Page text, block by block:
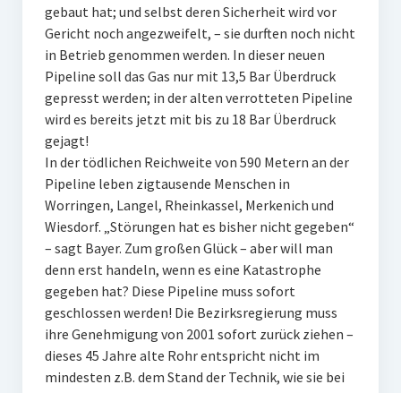
gebaut hat; und selbst deren Sicherheit wird vor
Gericht noch angezweifelt, – sie durften noch nicht
in Betrieb genommen werden. In dieser neuen
Pipeline soll das Gas nur mit 13,5 Bar Überdruck
gepresst werden; in der alten verrotteten Pipeline
wird es bereits jetzt mit bis zu 18 Bar Überdruck
gejagt!
In der tödlichen Reichweite von 590 Metern an der
Pipeline leben zigtausende Menschen in
Worringen, Langel, Rheinkassel, Merkenich und
Wiesdorf. „Störungen hat es bisher nicht gegeben“
– sagt Bayer. Zum großen Glück – aber will man
denn erst handeln, wenn es eine Katastrophe
gegeben hat? Diese Pipeline muss sofort
geschlossen werden! Die Bezirksregierung muss
ihre Genehmigung von 2001 sofort zurück ziehen –
dieses 45 Jahre alte Rohr entspricht nicht im
mindesten z.B. dem Stand der Technik, wie sie bei